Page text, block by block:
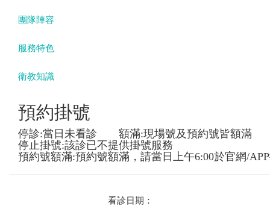
團隊陣容
服務特色
衛教知識
預約掛號
停診:當日未看診 額滿:現場號及預約號皆額滿
停止掛號:該診已不提供掛號服務
預約號額滿:預約號額滿，請當日上午6:00於官網/
看診日期：